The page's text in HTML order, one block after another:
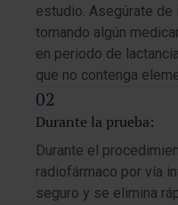
estudio. Asegúrate
tomando algún
en periodo de
que no contenga
Durante la prueba:
Durante el
radiofármaco por vía
seguro y se elimina